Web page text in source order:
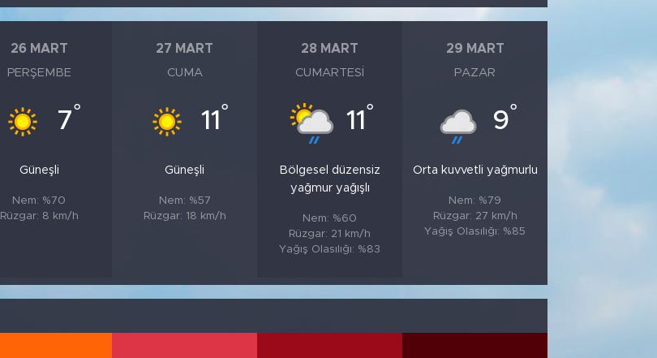
26 MART
PERŞEMBE
7°
Güneşli
Nem: %70
Rüzgar: 8 km/h
27 MART
CUMA
11 °
Güneşli
Nem: %57
Rüzgar: 18 km/h
28 MART
CUMARTESI
11 °
Bölgesel düzensiz
yağmur yağışlı
Nem: %60
Rüzgar: 21 km/h
Yağış Olasılığı: %83
29 MART
PAZAR
9°
Orta kuvvetli yağmurlu
Nem: %79
Rüzgar: 27 km/h
Yağış Olasılığı: %85